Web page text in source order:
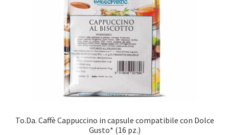
To.Da. Caffè Cappuccino in capsule compatibile con Dolce
Gusto* (16 pz.)